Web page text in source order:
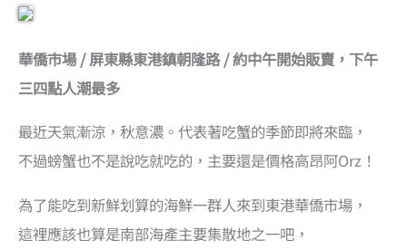
華僑市場 / 屏東縣東港鎮朝隆路 / 約中午開始販賣，下午
三四點人潮最多
最近天氣漸涼，秋意濃。代表著吃蟹的季節即將來臨，
不過螃蟹也不是說吃就吃的，主要還是價格高昂阿Orz！
為了能吃到新鮮划算的海鮮一群人來到東港華僑市場，
這裡應該也算是南部海產主要集散地之一吧，